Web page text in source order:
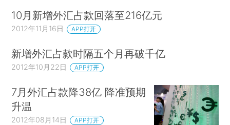
10月新增外汇占款回落至216亿元
2012年11月16日 APP打开
新增外汇占款时隔五个月再破千亿
2012年10月22日 APP打开
7月外汇占款降38亿 降准预期
升温
2012年08月14日 APP打开